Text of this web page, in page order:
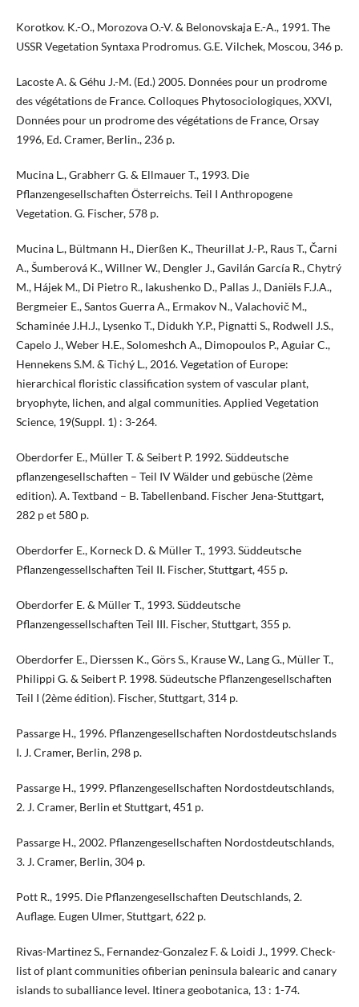
Korotkov. K.-O., Morozova O.-V. & Belonovskaja E.-A., 1991. The
USSR Vegetation Syntaxa Prodromus. G.E. Vilchek, Moscou, 346 p.
Lacoste A. & Géhu J.-M. (Ed.) 2005. Données pour un prodrome
des végétations de France. Colloques Phytosociologiques, XXVI,
Données pour un prodrome des végétations de France, Orsay
1996, Ed. Cramer, Berlin., 236 p.
Mucina L., Grabherr G. & Ellmauer T., 1993. Die
Pflanzengesellschaften Österreichs. Teil I Anthropogene
Vegetation. G. Fischer, 578 p.
Mucina L., Bültmann H., Dierßen K., Theurillat J.-P., Raus T., Čarni
A., Šumberová K., Willner W., Dengler J., Gavilán García R., Chytrý
M., Hájek M., Di Pietro R., Iakushenko D., Pallas J., Daniëls F.J.A.,
Bergmeier E., Santos Guerra A., Ermakov N., Valachovič M.,
Schaminée J.H.J., Lysenko T., Didukh Y.P., Pignatti S., Rodwell J.S.,
Capelo J., Weber H.E., Solomeshch A., Dimopoulos P., Aguiar C.,
Hennekens S.M. & Tichý L., 2016. Vegetation of Europe:
hierarchical floristic classification system of vascular plant,
bryophyte, lichen, and algal communities. Applied Vegetation
Science, 19(Suppl. 1) : 3-264.
Oberdorfer E., Müller T. & Seibert P. 1992. Süddeutsche
pflanzengesellschaften – Teil IV Wälder und gebüsche (2ème
edition). A. Textband – B. Tabellenband. Fischer Jena-Stuttgart,
282 p et 580 p.
Oberdorfer E., Korneck D. & Müller T., 1993. Süddeutsche
Pflanzengessellschaften Teil II. Fischer, Stuttgart, 455 p.
Oberdorfer E. & Müller T., 1993. Süddeutsche
Pflanzengessellschaften Teil III. Fischer, Stuttgart, 355 p.
Oberdorfer E., Dierssen K., Görs S., Krause W., Lang G., Müller T.,
Philippi G. & Seibert P. 1998. Südeutsche Pflanzengesellschaften
Teil I (2ème édition). Fischer, Stuttgart, 314 p.
Passarge H., 1996. Pflanzengesellschaften Nordostdeutschslands
I. J. Cramer, Berlin, 298 p.
Passarge H., 1999. Pflanzengesellschaften Nordostdeutschlands,
2. J. Cramer, Berlin et Stuttgart, 451 p.
Passarge H., 2002. Pflanzengesellschaften Nordostdeutschlands,
3. J. Cramer, Berlin, 304 p.
Pott R., 1995. Die Pflanzengesellschaften Deutschlands, 2.
Auflage. Eugen Ulmer, Stuttgart, 622 p.
Rivas-Martinez S., Fernandez-Gonzalez F. & Loidi J., 1999. Check-
list of plant communities ofiberian peninsula balearic and canary
islands to suballiance level. Itinera geobotanica, 13 : 1-74.